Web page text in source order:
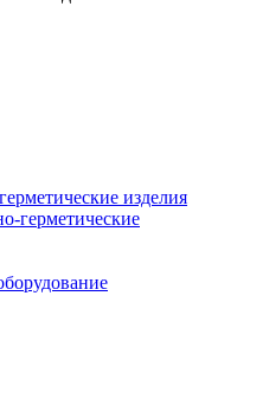
изделия
герметические